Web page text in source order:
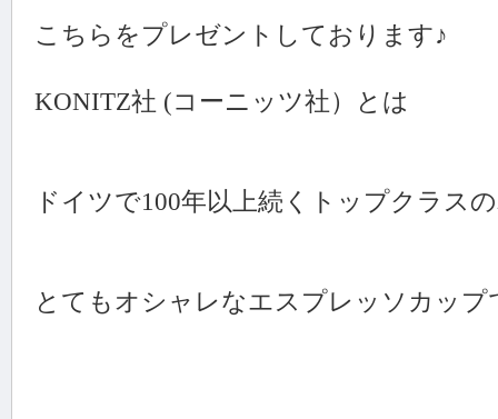
こちらをプレゼントしております♪
KONITZ社 (コーニッツ社）とは
ドイツで100年以上続くトップクラス
とてもオシャレなエスプレッソカップ